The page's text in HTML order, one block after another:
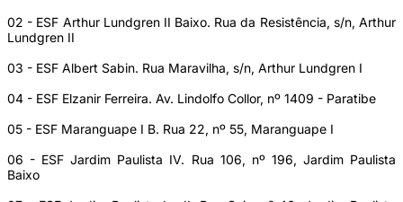
02 - ESF Arthur Lundgren II Baixo. Rua da Resistência, s/n, Arthur
Lundgren II
03 - ESF Albert Sabin. Rua Maravilha, s/n, Arthur Lundgren I
04 - ESF Elzanir Ferreira. Av. Lindolfo Collor, nº 1409 - Paratibe
05 - ESF Maranguape I B. Rua 22, nº 55, Maranguape I
06 - ESF Jardim Paulista IV. Rua 106, nº 196, Jardim Paulista
Baixo